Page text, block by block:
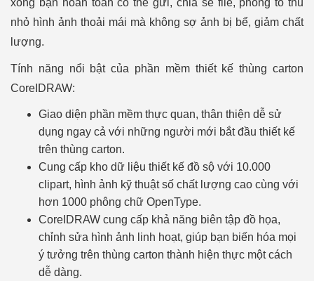
xong bạn hoàn toàn có thể gửi, chia sẻ file, phóng to thu
nhỏ hình ảnh thoải mái mà không sợ ảnh bị bể, giảm chất
lượng.
Tính năng nổi bật của phần mềm thiết kế thùng carton
CoreIDRAW:
Giao diện phần mềm thực quan, thân thiện dễ sử
dụng ngay cả với những người mới bắt đầu thiết kế
trên thùng carton.
Cung cấp kho dữ liệu thiết kế đồ sộ với 10.000
clipart, hình ảnh kỹ thuật số chất lượng cao cùng với
hơn 1000 phông chữ OpenType.
CoreIDRAW cung cấp khả năng biên tập đồ họa,
chỉnh sửa hình ảnh linh hoạt, giúp bạn biến hóa mọi
ý tưởng trên thùng carton thành hiện thực một cách
dễ dàng.